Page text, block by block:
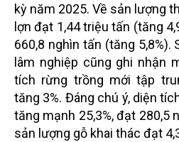
kỳ năm 2025. Về sản lượng
lợn đạt 1,44 triệu tấn (tăng
660,8 nghìn tấn (tăng 5,8%).
lâm nghiệp cũng ghi nhận
tích rừng trồng mới tập
tăng 3%. Đáng chú ý, diện
tăng mạnh 25,3%, đạt 280,5
sản lượng gỗ khai thác đạt